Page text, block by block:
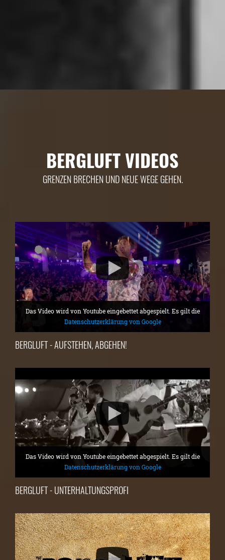
BERGLUFT VIDEOS
GRENZEN BRECHEN UND NEUE WEGE GEHEN.
Das Video wird von Youtube eingebettet abgespielt. Es gilt die
Datenschutzerklärung von Google
BERGLUFT - AUFSTEHEN, ABGEHEN!
Das Video wird von Youtube eingebettet abgespielt. Es gilt die
Datenschutzerklärung von Google
BERGLUFT - UNTERHALTUNGSPROFI